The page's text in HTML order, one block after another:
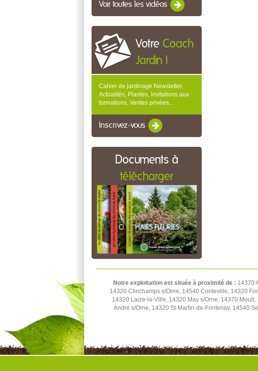
Voir toutes les vidéos
Votre Coach
Jardin !
Cahier de jardinage Newsletter,
Actualités, Plantes, Invitations aux
formations, Ventes privées...
Inscrivez-vous
Documents à
télécharger
Notre exploitation est située à proximité de : 14370
14320 Clinchamps s/Orne, 14540 Conteville, 14320
14320 Laize-la-Ville, 14320 May s/Orne, 14370
André s/Orne, 14320 St-Martin-de-Fontenay, 14540